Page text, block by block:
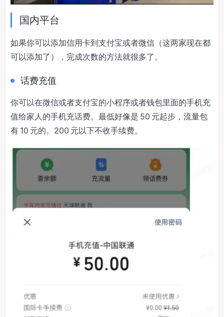
国内平台
如果你可以添加信用卡到支付宝或者微信（这两家现在都
可以添加了），完成次数的方法就很多了。
话费充值
你可以在微信或者支付宝的小程序或者钱包里面的手机充
值给家人的手机充话费。最低好像是 50 元起步，流量包
有 10 元的。200 元以下不收手续费。